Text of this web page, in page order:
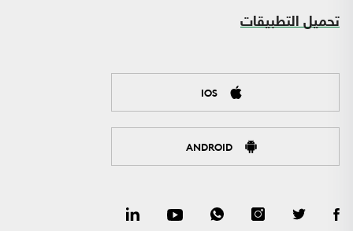
تحميل التطبيقات
IOS
ANDROID